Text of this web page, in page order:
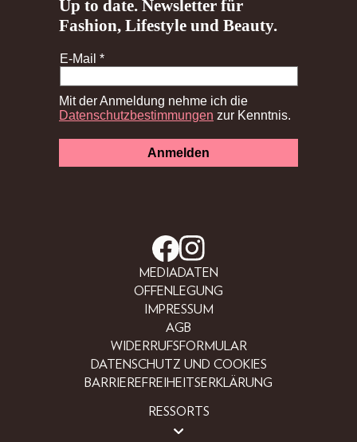
MEDIADATEN
OFFENLEGUNG
IMPRESSUM
AGB
WIDERRUFSFORMULAR
DATENSCHUTZ UND COOKIES
BARRIEREFREIHEITSERKLÄRUNG
RESSORTS